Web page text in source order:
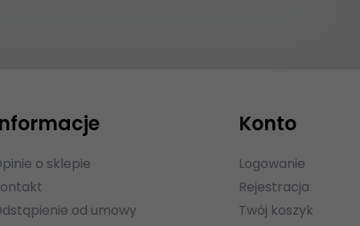
o sklepie
od umowy
Konto
Logowanie
Rejestracja
Twój koszyk